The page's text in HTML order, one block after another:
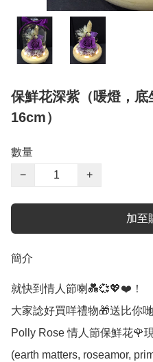
保鮮花深紫（喛燈，
16cm）
數量
−
+
加至
簡介
就快到情人節喇💑💞💖❤️！
大家諗好買咩禮物🎁送比你
Polly Rose 情人節保鮮花🌹
(earth matters, roseamor,